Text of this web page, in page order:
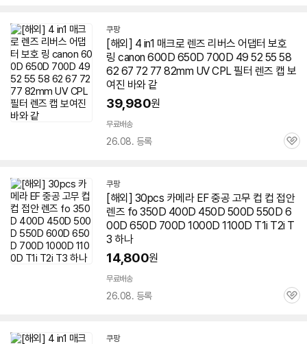
쿠팡
[해외] 4 in1 매크로 렌즈 리버스 어댑터 보호
링 canon 600D 650D 700D 49 52 55 58
62 67 72 77 82mm UV CPL 필터 렌즈 캡 보
여진 바와 같
39,980원
무료배송
26.08. 등록
관
쿠팡
[해외] 30pcs 카메라 EF 중공 고무 컵 컵 접안
렌즈 fo 350D 400D 450D 500D 550D 6
00D 650D 700D 1000D 1100D T1i T2i T
3 하나
14,800원
무료배송
26.08. 등록
관
쿠팡